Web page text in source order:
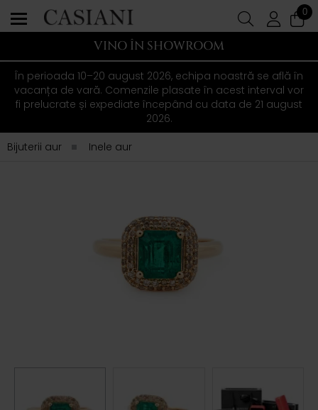
0
VINO ÎN SHOWROOM
În perioada 10–20 august 2026, echipa noastră se află în
vacanța de vară. Comenzile plasate în acest interval vor
fi prelucrate și expediate începând cu data de 21 august
2026.
Bijuterii aur
Inele aur